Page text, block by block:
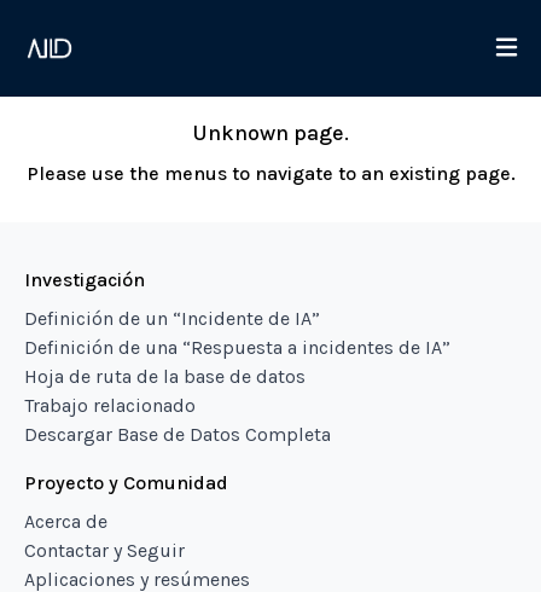
Unknown page.
Please use the menus to navigate to an existing page.
Investigación
Definición de un “Incidente de IA”
Definición de una “Respuesta a incidentes de IA”
Hoja de ruta de la base de datos
Trabajo relacionado
Descargar Base de Datos Completa
Proyecto y Comunidad
Acerca de
Contactar y Seguir
Aplicaciones y resúmenes